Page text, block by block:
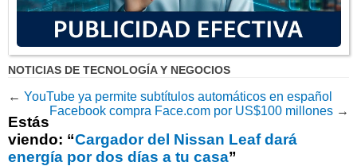
NOTICIAS DE TECNOLOGÍA Y NEGOCIOS
← YouTube ya permite subtítulos automáticos en español
Facebook compra Face.com por US$100 millones →
Estás
viendo: “Cargador del Nissan Leaf dará
energía por dos días a tu casa”